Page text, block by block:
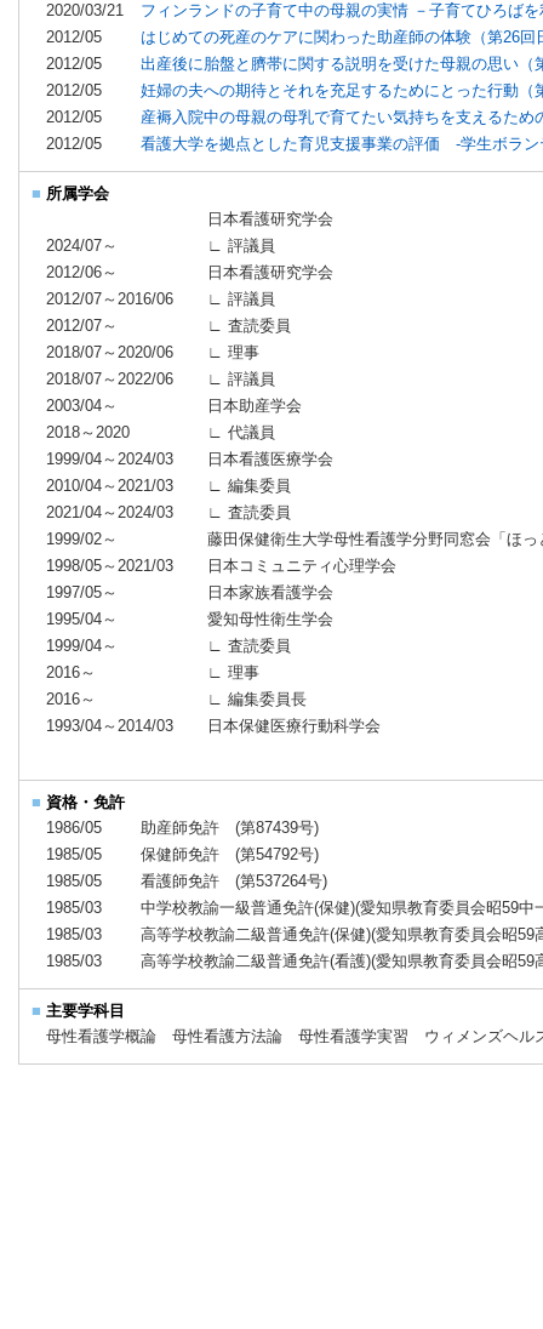
2020/03/21
フィンランドの子育て中の母親の実情 －子育てひろば
2012/05
はじめての死産のケアに関わった助産師の体験（第26
2012/05
出産後に胎盤と臍帯に関する説明を受けた母親の思い
2012/05
妊婦の夫への期待とそれを充足するためにとった行動
2012/05
産褥入院中の母親の母乳で育てたい気持ちを支えるた
2012/05
看護大学を拠点とした育児支援事業の評価 ‐学生ボラ
■ 所属学会
日本看護研究学会
2024/07～
∟ 評議員
2012/06～
日本看護研究学会
2012/07～2016/06
∟ 評議員
2012/07～
∟ 査読委員
2018/07～2020/06
∟ 理事
2018/07～2022/06
∟ 評議員
2003/04～
日本助産学会
2018～2020
∟ 代議員
1999/04～2024/03
日本看護医療学会
2010/04～2021/03
∟ 編集委員
2021/04～2024/03
∟ 査読委員
1999/02～
藤田保健衛生大学母性看護学分野同窓会「ほ
1998/05～2021/03
日本コミュニティ心理学会
1997/05～
日本家族看護学会
1995/04～
愛知母性衛生学会
1999/04～
∟ 査読委員
2016～
∟ 理事
2016～
∟ 編集委員長
1993/04～2014/03
日本保健医療行動科学会
■ 資格・免許
1986/05
助産師免許 (第87439号)
1985/05
保健師免許 (第54792号)
1985/05
看護師免許 (第537264号)
1985/03
中学校教諭一級普通免許(保健)(愛知県教育委員会昭59中
1985/03
高等学校教諭二級普通免許(保健)(愛知県教育委員会昭59
1985/03
高等学校教諭二級普通免許(看護)(愛知県教育委員会昭59
■ 主要学科目
母性看護学概論 母性看護方法論 母性看護学実習 ウィメンズヘル